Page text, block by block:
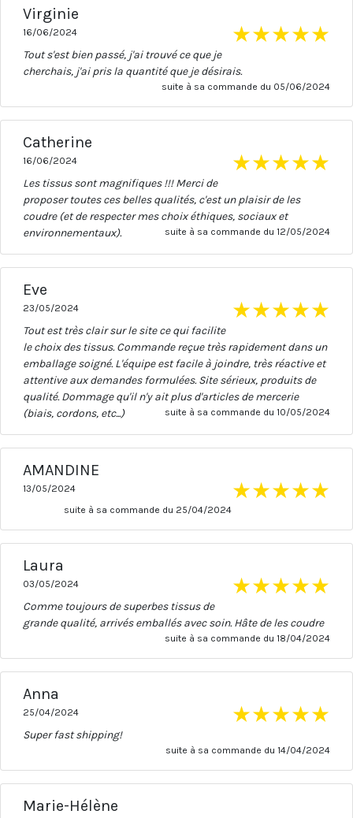
Virginie
16/06/2024 ★★★★★
Tout s'est bien passé, j'ai trouvé ce que je
cherchais, j'ai pris la quantité que je désirais.
suite à sa commande du 05/06/2024
Catherine
16/06/2024 ★★★★★
Les tissus sont magnifiques !!! Merci de
proposer toutes ces belles qualités, c'est un plaisir de les
coudre (et de respecter mes choix éthiques, sociaux et
environnementaux).
suite à sa commande du 12/05/2024
Eve
23/05/2024 ★★★★★
Tout est très clair sur le site ce qui facilite
le choix des tissus. Commande reçue très rapidement dans un
emballage soigné. L'équipe est facile à joindre, très réactive et
attentive aux demandes formulées. Site sérieux, produits de
qualité. Dommage qu'il n'y ait plus d'articles de mercerie
(biais, cordons, etc...)
suite à sa commande du 10/05/2024
AMANDINE
13/05/2024 ★★★★★
suite à sa commande du 25/04/2024
Laura
03/05/2024 ★★★★★
Comme toujours de superbes tissus de
grande qualité, arrivés emballés avec soin. Hâte de les coudre
suite à sa commande du 18/04/2024
Anna
25/04/2024 ★★★★★
Super fast shipping!
suite à sa commande du 14/04/2024
Marie-Hélène